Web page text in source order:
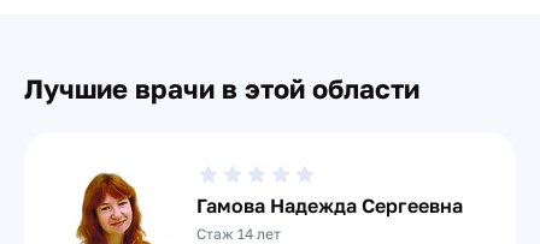
Лучшие врачи в этой области
Гамова Надежда Сергеевна
Стаж 14 лет